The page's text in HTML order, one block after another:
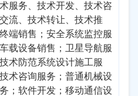
服务、技术开发、技术咨
流、技术转让、技术推
端销售；安全系统监控服
载设备销售；卫星导航服
术防范系统设计施工服
术咨询服务；普通机械设
；软件开发；移动通信设